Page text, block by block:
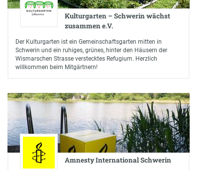
Kulturgarten – Schwerin wächst
zusammen e.V.
Der Kulturgarten ist ein Gemeinschaftsgarten mitten in
Schwerin und ein ruhiges, grünes, hinter den Häusern der
Wismarschen Strasse verstecktes Refugium. Herzlich
willkommen beim Mitgärtnern!
Amnesty International Schwerin